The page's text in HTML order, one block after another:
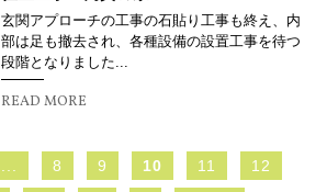
玄関アプローチの工事の石貼り工事も終え、内
部は足も撤去され、各種設備の設置工事を待つ
段階となりました...
READ MORE
8 9 10 11 12